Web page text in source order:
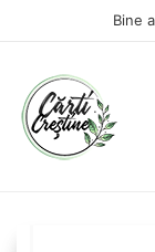
Bine